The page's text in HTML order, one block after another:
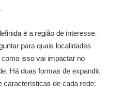
é a região de interesse.
para quais localidades
isso vai impactar no
Há duas formas de expandir,
características de cada rede: